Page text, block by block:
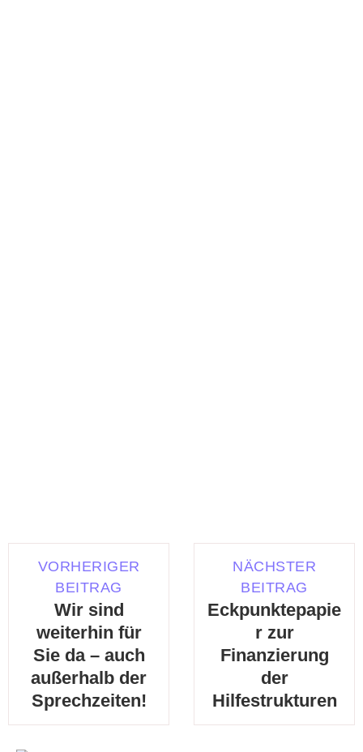
VORHERIGER
BEITRAG
Wir sind
weiterhin für
Sie da – auch
außerhalb der
Sprechzeiten!
NÄCHSTER
BEITRAG
Eckpunktepapie
r zur
Finanzierung
der
Hilfestrukturen